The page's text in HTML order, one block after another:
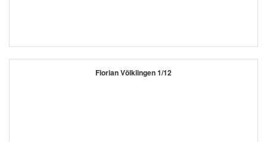
Florian Völklingen 1/12